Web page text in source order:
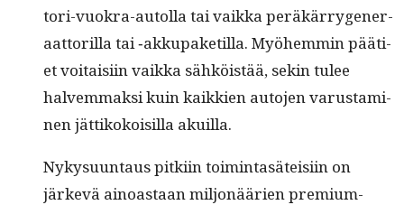
tori-vuokra-autol­la tai vaik­ka peräkär­ry­gen­er­
aat­to­ril­la tai ‑akku­paketil­la. Myöhem­min pääti­
et voitaisi­in vaik­ka sähköistää, sekin tulee
halvem­mak­si kuin kaikkien auto­jen varus­t­a­mi­
nen jät­tikokoisil­la akuilla.
Nyky­su­un­taus pitki­in toim­intasäteisi­in on
järkevä ain­oas­taan miljonäärien pre­mi­um-